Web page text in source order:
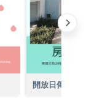
開放日傳單